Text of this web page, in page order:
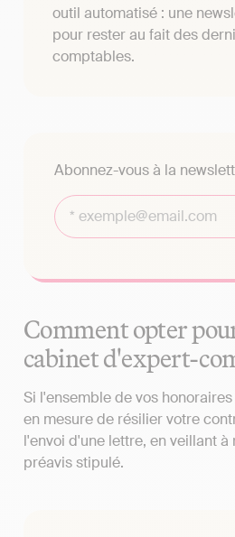
outil automatisé : une
pour rester au fait des
comptables.
Abonnez-vous à la
Comment opter
cabinet d'expert-
Si l'ensemble de vos
en mesure de résilier votre
l'envoi d'une lettre, en veillant
préavis stipulé.